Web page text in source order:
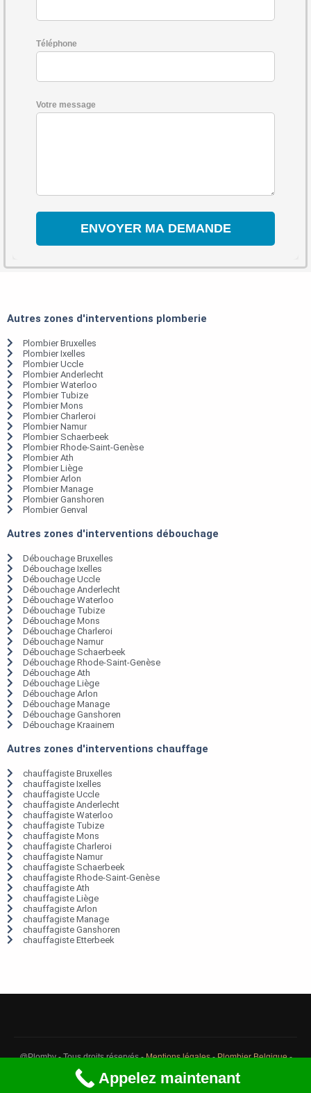
Téléphone
Votre message
Autres zones d'interventions plomberie
Plombier Bruxelles
Plombier Ixelles
Plombier Uccle
Plombier Anderlecht
Plombier Waterloo
Plombier Tubize
Plombier Mons
Plombier Charleroi
Plombier Namur
Plombier Schaerbeek
Plombier Rhode-Saint-Genèse
Plombier Ath
Plombier Liège
Plombier Arlon
Plombier Manage
Plombier Ganshoren
Plombier Genval
Autres zones d'interventions débouchage
Débouchage Bruxelles
Débouchage Ixelles
Débouchage Uccle
Débouchage Anderlecht
Débouchage Waterloo
Débouchage Tubize
Débouchage Mons
Débouchage Charleroi
Débouchage Namur
Débouchage Schaerbeek
Débouchage Rhode-Saint-Genèse
Débouchage Ath
Débouchage Liège
Débouchage Arlon
Débouchage Manage
Débouchage Ganshoren
Débouchage Kraainem
Autres zones d'interventions chauffage
chauffagiste Bruxelles
chauffagiste Ixelles
chauffagiste Uccle
chauffagiste Anderlecht
chauffagiste Waterloo
chauffagiste Tubize
chauffagiste Mons
chauffagiste Charleroi
chauffagiste Namur
chauffagiste Schaerbeek
chauffagiste Rhode-Saint-Genèse
chauffagiste Ath
chauffagiste Liège
chauffagiste Arlon
chauffagiste Manage
chauffagiste Ganshoren
chauffagiste Etterbeek
@Plomby - Tous droits réservés -Mentions légales-Plombier Belgique-
Débouchage Belgique
Appelez maintenant